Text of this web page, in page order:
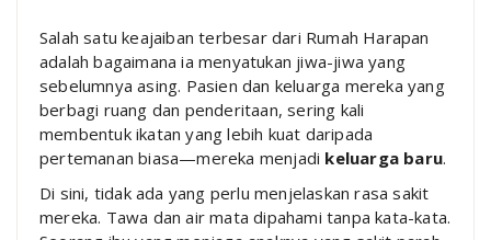
Salah satu keajaiban terbesar dari Rumah Harapan
adalah bagaimana ia menyatukan jiwa-jiwa yang
sebelumnya asing. Pasien dan keluarga mereka yang
berbagi ruang dan penderitaan, sering kali
membentuk ikatan yang lebih kuat daripada
pertemanan biasa—mereka menjadi keluarga baru.
Di sini, tidak ada yang perlu menjelaskan rasa sakit
mereka. Tawa dan air mata dipahami tanpa kata-kata.